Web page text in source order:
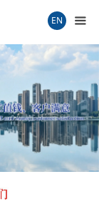
끀
EN